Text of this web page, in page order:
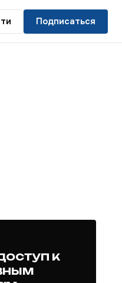
Подписаться
к